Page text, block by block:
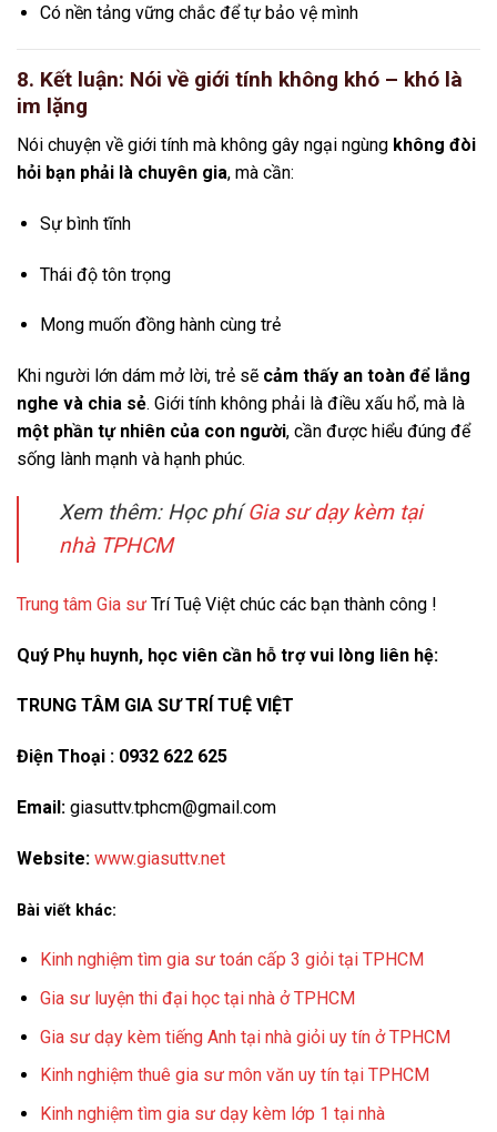
Có nền tảng vững chắc để tự bảo vệ mình
8. Kết luận: Nói về giới tính không khó – khó là
im lặng
Nói chuyện về giới tính mà không gây ngại ngùng không đòi
hỏi bạn phải là chuyên gia, mà cần:
Sự bình tĩnh
Thái độ tôn trọng
Mong muốn đồng hành cùng trẻ
Khi người lớn dám mở lời, trẻ sẽ cảm thấy an toàn để lắng
nghe và chia sẻ. Giới tính không phải là điều xấu hổ, mà là
một phần tự nhiên của con người, cần được hiểu đúng để
sống lành mạnh và hạnh phúc.
Xem thêm: Học phíGia sư dạy kèm tại
nhà TPHCM
Trung tâm Gia sư Trí Tuệ Việt chúc các bạn thành công !
Quý Phụ huynh, học viên cần hỗ trợ vui lòng liên hệ:
TRUNG TÂM GIA SƯ TRÍ TUỆ VIỆT
Điện Thoại : 0932 622 625
Email: giasuttv.tphcm@gmail.com
Website: www.giasuttv.net
Bài viết khác:
Kinh nghiệm tìm gia sư toán cấp 3 giỏi tại TPHCM
Gia sư luyện thi đại học tại nhà ở TPHCM
Gia sư dạy kèm tiếng Anh tại nhà giỏi uy tín ở TPHCM
Kinh nghiệm thuê gia sư môn văn uy tín tại TPHCM
Kinh nghiệm tìm gia sư dạy kèm lớp 1 tại nhà